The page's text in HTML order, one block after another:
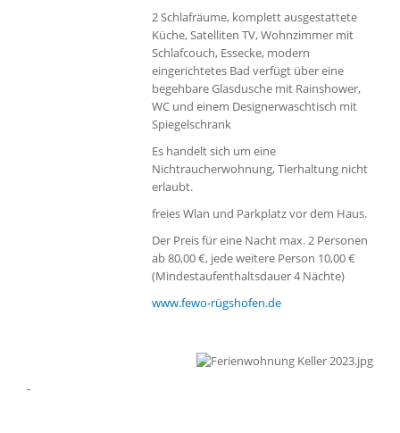
2 Schlafräume, komplett ausgestattete
Küche, Satelliten TV, Wohnzimmer mit
Schlafcouch, Essecke, modern
eingerichtetes Bad verfügt über eine
begehbare Glasdusche mit Rainshower,
WC und einem Designerwaschtisch mit
Spiegelschrank
Es handelt sich um eine
Nichtraucherwohnung, Tierhaltung nicht
erlaubt.
freies Wlan und Parkplatz vor dem Haus.
Der Preis für eine Nacht max. 2 Personen
ab 80,00 €, jede weitere Person 10,00 €
(Mindestaufenthaltsdauer 4 Nächte)
www.fewo-rügshofen.de
-